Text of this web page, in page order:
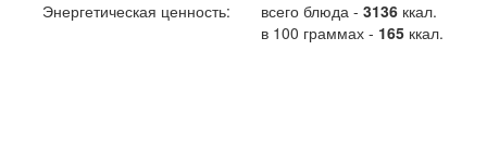
Энергетическая ценность:
всего блюда - 3136 ккал.
в 100 граммах - 165 ккал.